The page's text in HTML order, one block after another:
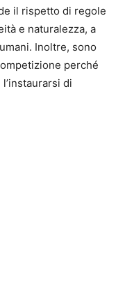
il rispetto di regole
e naturalezza, a
Inoltre, sono
perché
di